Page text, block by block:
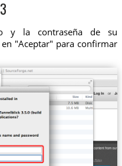
y la contraseña de su
"Aceptar" para confirmar